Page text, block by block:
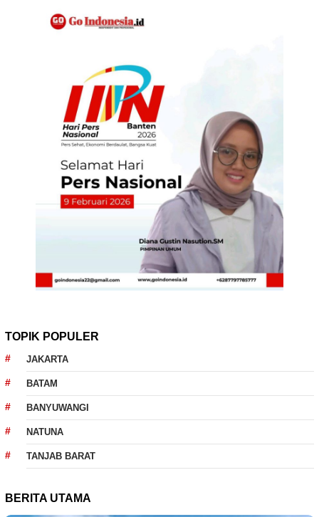
TOPIK POPULER
JAKARTA
BATAM
BANYUWANGI
NATUNA
TANJAB BARAT
BERITA UTAMA